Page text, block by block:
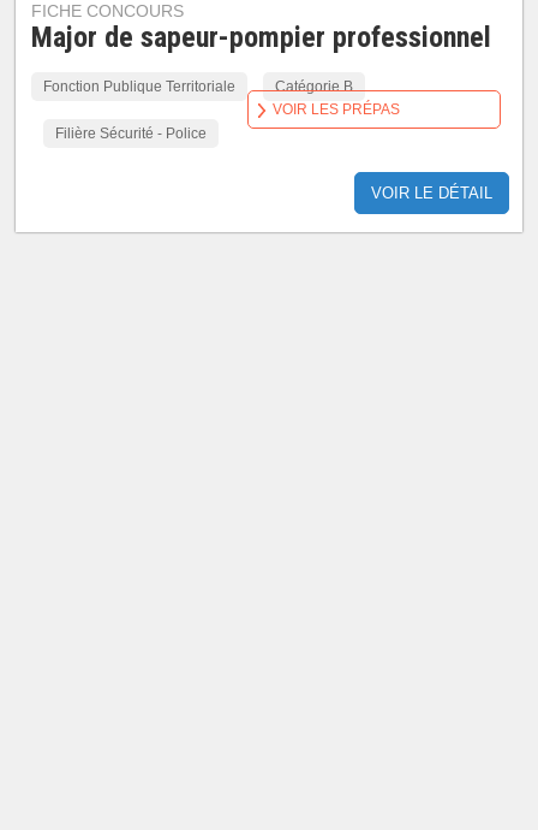
FICHE CONCOURS
Major de sapeur-pompier professionnel
Fonction Publique Territoriale Catégorie B
Filière Sécurité - Police
VOIR LE DÉTAIL
VOIR LES PRÉPAS